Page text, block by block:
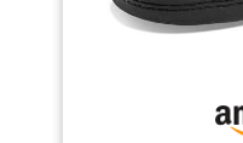
chaussures et vêtements action
sports possédée et opérée par